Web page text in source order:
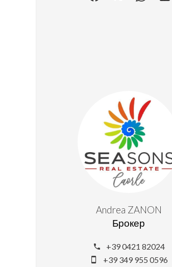
Andrea ZANON
Брокер
+39 0421 82024
+39 349 955 0596